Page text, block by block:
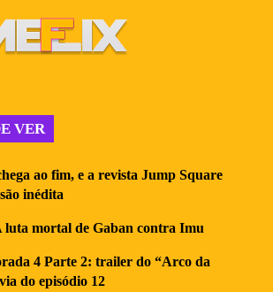
VER
ao fim, e a revista Jump Square
inédita
luta mortal de Gaban contra Imu
4 Parte 2: trailer do “Arco da
do episódio 12